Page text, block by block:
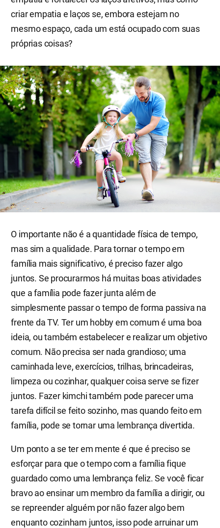
criar empatia e laços se, embora estejam no
mesmo espaço, cada um está ocupado com suas
próprias coisas?
O importante não é a quantidade física de tempo,
mas sim a qualidade. Para tornar o tempo em
família mais significativo, é preciso fazer algo
juntos. Se procurarmos há muitas boas atividades
que a família pode fazer junta além de
simplesmente passar o tempo de forma passiva na
frente da TV. Ter um hobby em comum é uma boa
ideia, ou também estabelecer e realizar um objetivo
comum. Não precisa ser nada grandioso; uma
caminhada leve, exercícios, trilhas, brincadeiras,
limpeza ou cozinhar, qualquer coisa serve se fizer
juntos. Fazer kimchi também pode parecer uma
tarefa difícil se feito sozinho, mas quando feito em
família, pode se tornar uma lembrança divertida.
Um ponto a se ter em mente é que é preciso se
esforçar para que o tempo com a família fique
guardado como uma lembrança feliz. Se você ficar
bravo ao ensinar um membro da família a dirigir, ou
se repreender alguém por não fazer algo bem
enquanto cozinham juntos, isso pode arruinar um